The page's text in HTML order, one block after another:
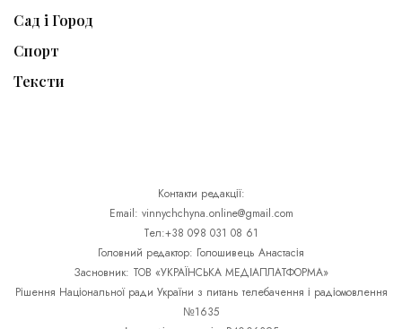
Сад і Город
Спорт
Тексти
Контакти редакції:
Email: vinnychchyna.online@gmail.com
Тел:+38 098 031 08 61
Головний редактор: Голошивець Анастасія
Засновник: ТОВ «УКРАЇНСЬКА МЕДІАПЛАТФОРМА»
Рішення Національної ради України з питань телебачення і радіомовлення
№1635